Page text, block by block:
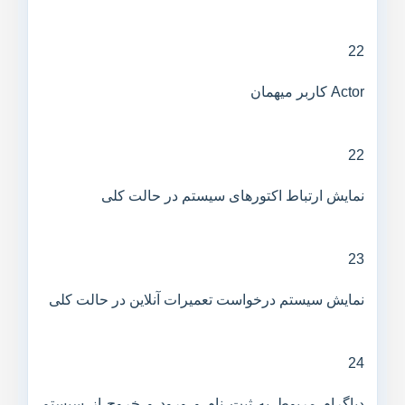
22
Actor کاربر میهمان
22
نمایش ارتباط اکتورهای سیستم در حالت کلی
23
نمایش سیستم درخواست تعمیرات آنلاین در حالت کلی
24